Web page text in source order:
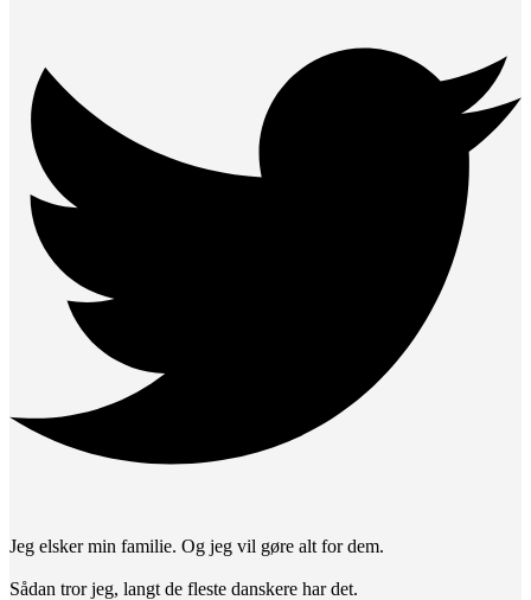
Jeg elsker min familie. Og jeg vil gøre alt for dem.
Sådan tror jeg, langt de fleste danskere har det.